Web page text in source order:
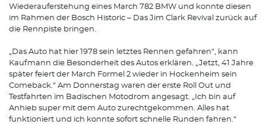
Wiederauferstehung eines March 782 BMW und konnte diesen
im Rahmen der Bosch Historic – Das Jim Clark Revival zurück auf
die Rennpiste bringen.
„Das Auto hat hier 1978 sein letztes Rennen gefahren“, kann
Kaufmann die Besonderheit des Autos erklären. „Jetzt, 41 Jahre
später feiert der March Formel 2 wieder in Hockenheim sein
Comeback.“ Am Donnerstag waren der erste Roll Out und
Testfahrten im Badischen Motodrom angesagt. „Ich bin auf
Anhieb super mit dem Auto zurechtgekommen. Alles hat
funktioniert und ich konnte sofort schnelle Runden fahren.“